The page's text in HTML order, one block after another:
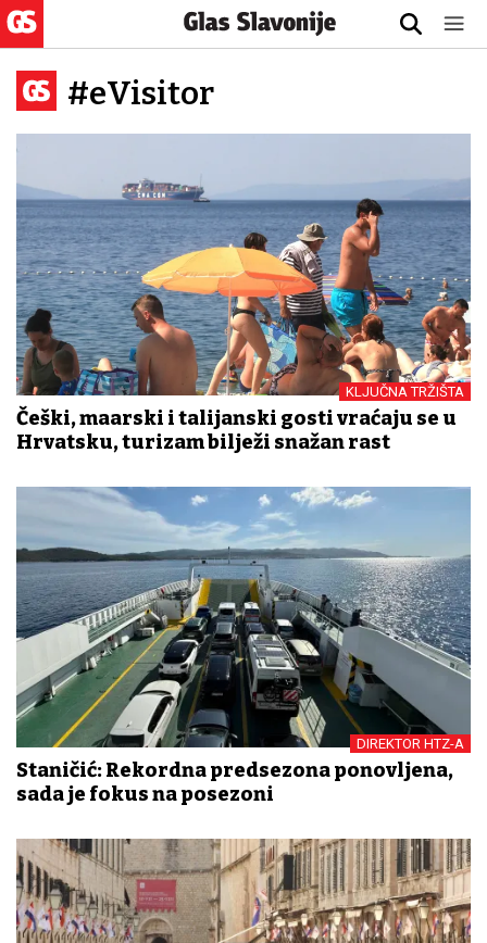
#eVisitor
KLJUČNA TRŽIŠTA
Češki, mađarski i talijanski gosti vraćaju se u
Hrvatsku, turizam bilježi snažan rast
DIREKTOR HTZ-A
Staničić: Rekordna predsezona ponovljena,
sada je fokus na posezoni